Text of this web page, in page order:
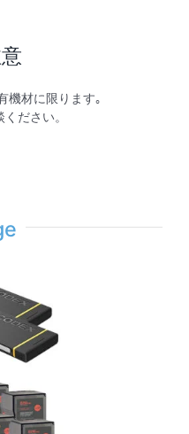
機材に限ります｡
ださい。